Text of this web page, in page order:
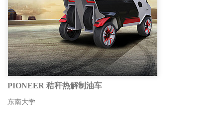
PIONEER 秸秆热解制油车
东南大学